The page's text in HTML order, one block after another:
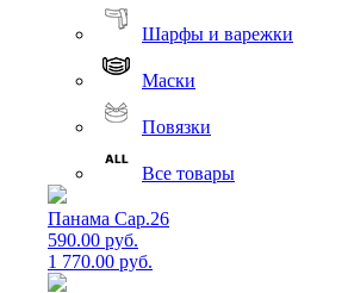
Шарфы и варежки
Маски
Повязки
Все товары
Панама Cap.26
590.00 руб.
1 770.00 руб.